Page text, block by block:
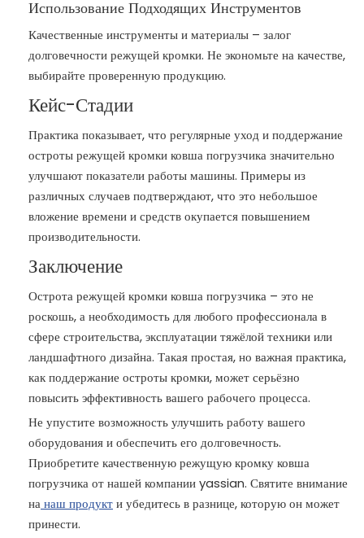
Использование Подходящих Инструментов
Качественные инструменты и материалы – залог
долговечности режущей кромки. Не экономьте на качестве,
выбирайте проверенную продукцию.
Кейс-Стадии
Практика показывает, что регулярные уход и поддержание
остроты режущей кромки ковша погрузчика значительно
улучшают показатели работы машины. Примеры из
различных случаев подтверждают, что это небольшое
вложение времени и средств окупается повышением
производительности.
Заключение
Острота режущей кромки ковша погрузчика – это не
роскошь, а необходимость для любого профессионала в
сфере строительства, эксплуатации тяжёлой техники или
ландшафтного дизайна. Такая простая, но важная практика,
как поддержание остроты кромки, может серьёзно
повысить эффективность вашего рабочего процесса.
Не упустите возможность улучшить работу вашего
оборудования и обеспечить его долговечность.
Приобретите качественную режущую кромку ковша
погрузчика от нашей компании yassian. Святите внимание
нанаш продукти убедитесь в разнице, которую он может
принести.